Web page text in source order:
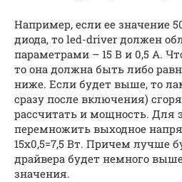
Например, если ее значение
диода, то led-driver должен
параметрами – 15 В и 0,5 А.
то она должна быть либо
ниже. Если будет выше, то
сразу после включения)
рассчитать и мощность. Для
перемножить выходное
15х0,5=7,5 Вт. Причем лучше
драйвера будет немного выше
значения.